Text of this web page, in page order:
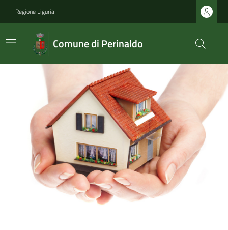
Regione Liguria
Comune di Perinaldo